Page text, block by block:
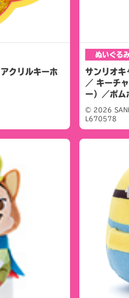
クリルキーホ
ぬいぐる
サンリオキ
／ キーチ
ー）／ポム
© 2026
L670578